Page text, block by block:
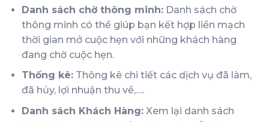
Danh sách chờ thông minh:Danh sách chờ
thông minh có thể giúp bạn kết hợp liền mạch
thời gian mở cuộc hẹn với những khách hàng
đang chờ cuộc hẹn.
Thống kê:Thông kê chi tiết các dịch vụ đã làm,
đã hủy, lợi nhuận thu về,….
Danh sách Khách Hàng:Xem lại danh sách